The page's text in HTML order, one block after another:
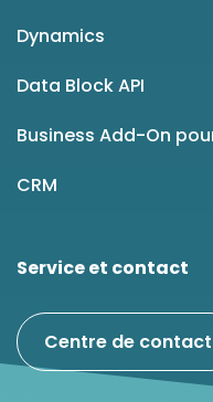
Dynamics
Data Block API
Business Add-On
CRM
Service et contact
Centre de contact